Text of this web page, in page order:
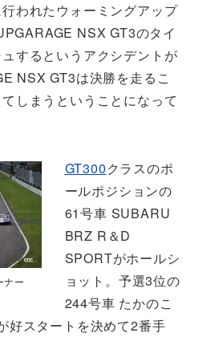
われたウォーミングアップ
NSX GT3のタイ
するというアクシデントが
NSX GT3は決勝を走るこ
しまうということになって
ナー
GT300クラスのポ
ールポジションの
61号車 SUBARU
BRZ R＆D
SPORTがホールシ
ョット。予選3位の
244号車 たかのこ
好スタートを決めて2番手